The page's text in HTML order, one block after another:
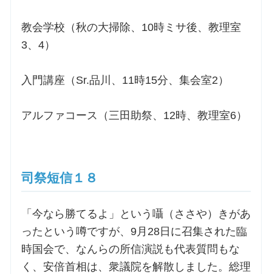
教会学校（秋の大掃除、10時ミサ後、教理室
3、4）
入門講座（Sr.品川、11時15分、集会室2）
アルファコース（三田助祭、12時、教理室6）
司祭短信１８
「今なら勝てるよ」という囁（ささや）きがあ
ったという噂ですが、9月28日に召集された臨
時国会で、なんらの所信演説も代表質問もな
く、安倍首相は、衆議院を解散しました。総理